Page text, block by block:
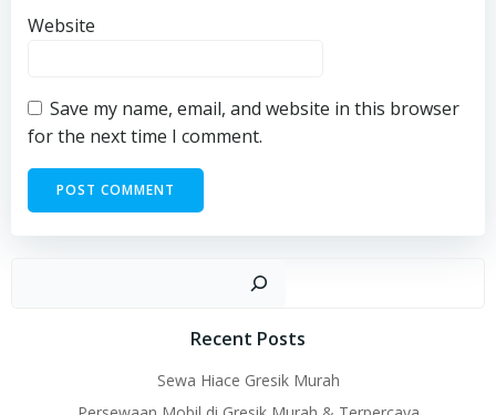
Website
Save my name, email, and website in this browser
for the next time I comment.
Recent Posts
Sewa Hiace Gresik Murah